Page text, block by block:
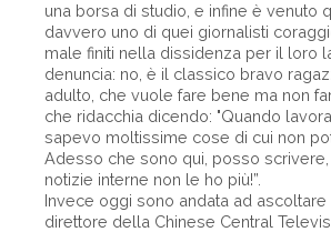
una borsa di studio, e infine è venuto
davvero uno di quei giornalisti
male finiti nella dissidenza per il loro
denuncia: no, è il classico bravo
adulto, che vuole fare bene ma non
che ridacchia dicendo: "Quando
sapevo moltissime cose di cui non
Adesso che sono qui, posso
notizie interne non le ho più!”.
Invece oggi sono andata ad ascoltare
direttore della Chinese Central